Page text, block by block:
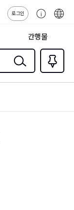
로그인
센
간행물
검색
즐겨찾
기0